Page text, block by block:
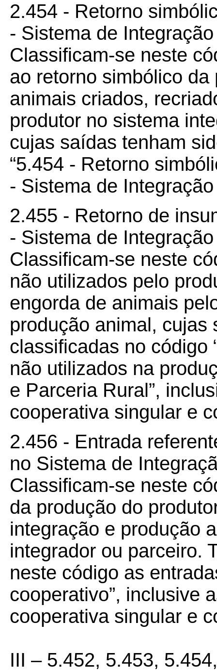
2.454 - Retorno
- Sistema de
Classificam-se neste
ao retorno simbólico
animais criados,
produtor no sistema
cujas saídas tenham
“5.454 - Retorno
- Sistema de
2.455 - Retorno de
- Sistema de
Classificam-se neste
não utilizados pelo
engorda de animais
produção animal, cujas
classificadas no código
não utilizados na
e Parceria Rural”,
cooperativa singular e
2.456 - Entrada
no Sistema de
Classificam-se neste
da produção do
integração e produção
integrador ou parceiro.
neste código as
cooperativo”, inclusive
cooperativa singular e
III – 5.452, 5.453,